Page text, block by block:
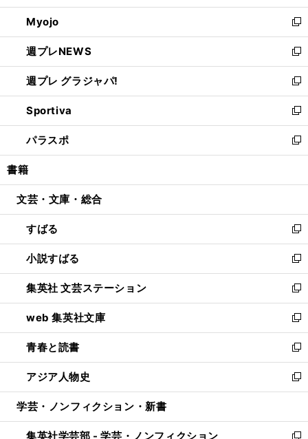
開
く
ウ
で
開
く
ン
ド
ウ
で
開
く
ウ
ィ
ン
ド
ウ
で
開
く
Myojo
新
し
い
ウ
ィ
ン
ド
ウ
で
開
週プレNEWS
新
し
い
ウ
ィ
ン
ド
ウ
開
週プレ グラジャパ!
新
し
い
ウ
ィ
ン
ウ
開
く
Sportiva
新
し
い
ウ
ン
ウ
で
開
く
パラスポ
新
し
ウ
ン
ド
ウ
で
開
く
書籍
文芸・文庫・総合
すばる
新
し
い
ウ
ィ
ン
ド
ウ
で
開
く
小説すばる
新
し
い
ウ
ィ
ン
ド
ウ
で
開
集英社 文芸ステーション
新
し
い
ウ
ィ
ン
ド
ウ
開
く
web 集英社文庫
新
し
い
ウ
ィ
ン
ウ
で
青春と読書
新
し
い
ウ
ン
アジア人物史
新
し
ウ
学芸・ノンフィクション・新書
集英社学芸部 - 学芸・ノンフィクション